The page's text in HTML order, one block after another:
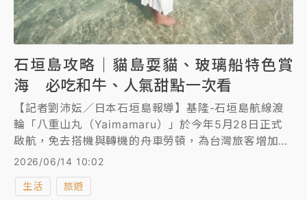
石垣島攻略｜貓島耍貓、玻璃船特色賞
海 必吃和牛、人氣甜點一次看
【記者劉沛妘／日本石垣島報導】基隆-石垣島航線渡
輪「八重山丸（Yaimamaru）」於今年5月28日正式
啟航，免去搭機與轉機的舟車勞頓，為台灣旅客增加全
新「睡醒就到日本」的夜航直達選擇。而石垣島有哪些
好吃、好玩？與沖繩有什麼不一樣？《知新聞》記者美
樂蒂一次報你知！
2026/06/14 10:02
生活 旅遊